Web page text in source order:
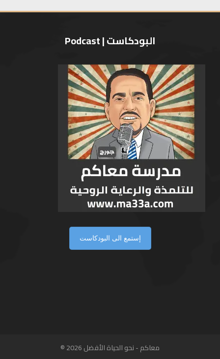
البودكاست | Podcast
إستمع الى البودكاست
معاكم - نحو الحياة الأفضل 2026 ©